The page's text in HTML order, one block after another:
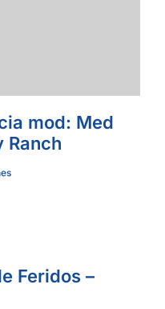
mod: Med
Ranch
Feridos –